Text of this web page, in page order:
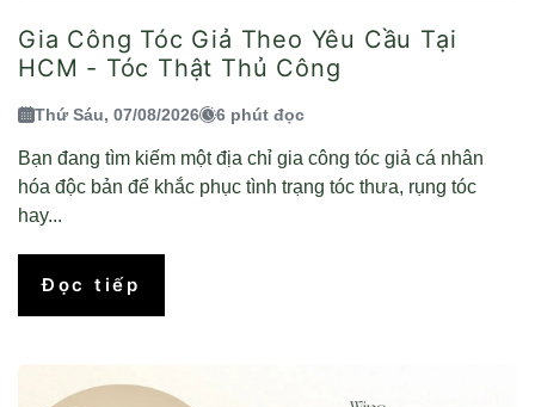
Gia Công Tóc Giả Theo Yêu Cầu Tại
HCM - Tóc Thật Thủ Công
Thứ Sáu, 07/08/2026 6 phút đọc
Bạn đang tìm kiếm một địa chỉ gia công tóc giả cá nhân
hóa độc bản để khắc phục tình trạng tóc thưa, rụng tóc
hay...
Đọc tiếp